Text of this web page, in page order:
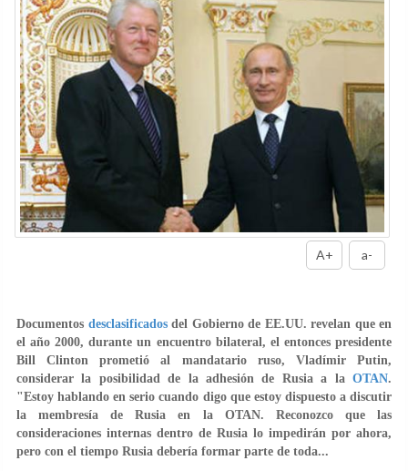
A+ a-
Documentos desclasificadosdel Gobierno de EE.UU. revelan que en
el año 2000, durante un encuentro bilateral, el entonces presidente
Bill Clinton prometió al mandatario ruso, Vladímir Putin,
considerar la posibilidad de la adhesión de Rusia a la OTAN.
"Estoy hablando en serio cuando digo que estoy dispuesto a discutir
la membresía de Rusia en la OTAN. Reconozco que las
consideraciones internas dentro de Rusia lo impedirán por ahora,
pero con el tiempo Rusia debería formar parte de toda...